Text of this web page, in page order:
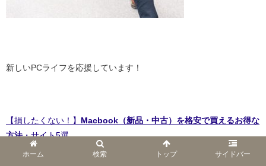
新しいPCライフを応援しています！
【損したくない！】 Macbook（新品・中古）を格安で買えるお得な
方法・サイト5選
ホーム 検索 トップ サイドバー